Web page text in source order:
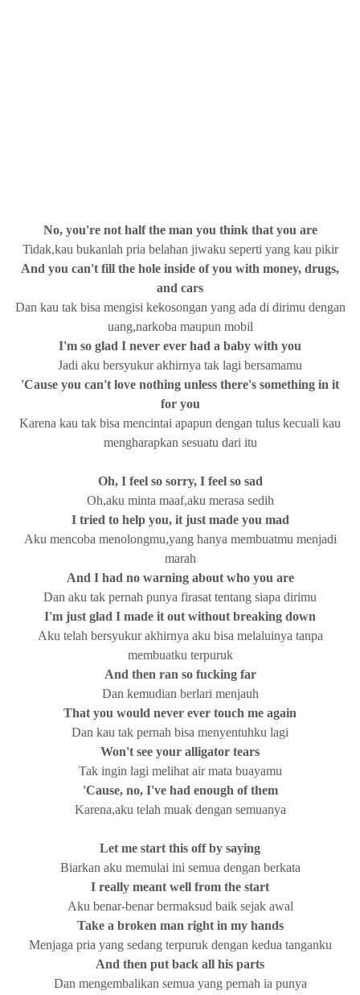
No, you're not half the man you think that you are
Tidak,kau bukanlah pria belahan jiwaku seperti yang kau pikir
And you can't fill the hole inside of you with money, drugs,
and cars
Dan kau tak bisa mengisi kekosongan yang ada di dirimu dengan
uang,narkoba maupun mobil
I'm so glad I never ever had a baby with you
Jadi aku bersyukur akhirnya tak lagi bersamamu
'Cause you can't love nothing unless there's something in it
for you
Karena kau tak bisa mencintai apapun dengan tulus kecuali kau
mengharapkan sesuatu dari itu
Oh, I feel so sorry, I feel so sad
Oh,aku minta maaf,aku merasa sedih
I tried to help you, it just made you mad
Aku mencoba menolongmu,yang hanya membuatmu menjadi
marah
And I had no warning about who you are
Dan aku tak pernah punya firasat tentang siapa dirimu
I'm just glad I made it out without breaking down
Aku telah bersyukur akhirnya aku bisa melaluinya tanpa
membuatku terpuruk
And then ran so fucking far
Dan kemudian berlari menjauh
That you would never ever touch me again
Dan kau tak pernah bisa menyentuhku lagi
Won't see your alligator tears
Tak ingin lagi melihat air mata buayamu
'Cause, no, I've had enough of them
Karena,aku telah muak dengan semuanya
Let me start this off by saying
Biarkan aku memulai ini semua dengan berkata
I really meant well from the start
Aku benar-benar bermaksud baik sejak awal
Take a broken man right in my hands
Menjaga pria yang sedang terpuruk dengan kedua tanganku
And then put back all his parts
Dan mengembalikan semua yang pernah ia punya